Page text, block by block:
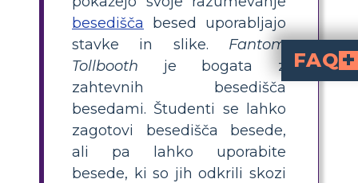
besedišča besed uporabljajo
stavke in slike. Fantom
Tollbooth je bogata z
zahtevnih besedišča
besedami. Študenti se lahko
zagotovi besedišča besede,
ali pa lahko uporabite
besede, ki so jih odkrili skozi
FAQ